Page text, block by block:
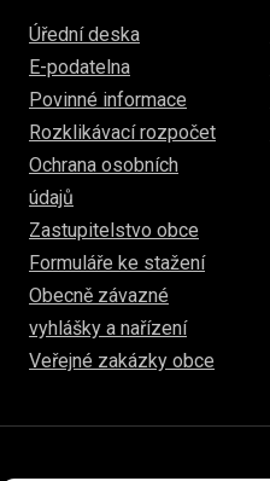
Úřední deska
E-podatelna
Povinné informace
Rozklikávací rozpočet
Ochrana osobních
údajů
Zastupitelstvo obce
Formuláře ke stažení
Obecně závazné
vyhlášky a nařízení
Veřejné zakázky obce